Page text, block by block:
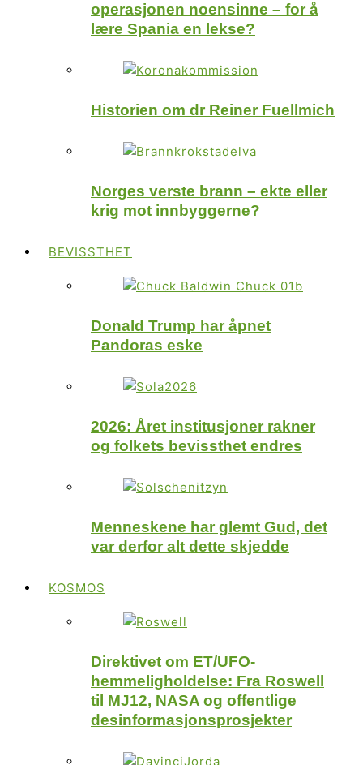
operasjonen noensinne – for å
lære Spania en lekse?
Historien om dr Reiner Fuellmich
Norges verste brann – ekte eller
krig mot innbyggerne?
BEVISSTHET
Donald Trump har åpnet
Pandoras eske
2026: Året institusjoner rakner
og folkets bevissthet endres
Menneskene har glemt Gud, det
var derfor alt dette skjedde
KOSMOS
Direktivet om ET/UFO-
hemmeligholdelse: Fra Roswell
til MJ12, NASA og offentlige
desinformasjonsprosjekter